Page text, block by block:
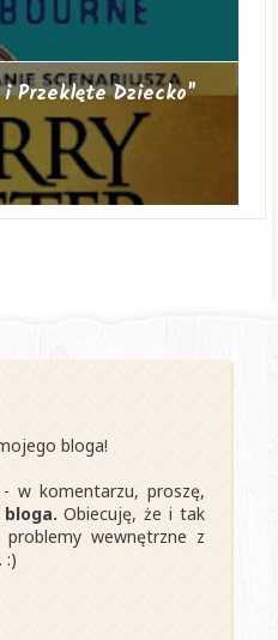
Przeklęte Dziecko"
bloga!
w komentarzu, proszę,
Obiecuję, że i tak
wewnętrzne z
:)